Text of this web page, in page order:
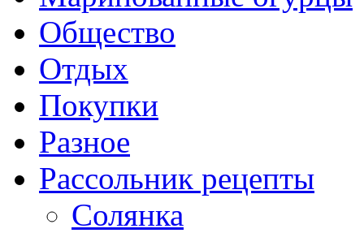
Общество
Отдых
Покупки
Разное
Рассольник рецепты
Солянка